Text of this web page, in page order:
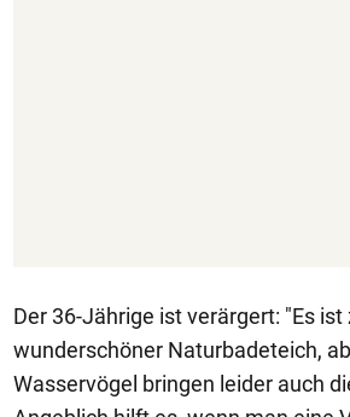
Der 36-Jährige ist verärgert: "Es ist
wunderschöner Naturbadeteich,
Wasservögel bringen leider auch